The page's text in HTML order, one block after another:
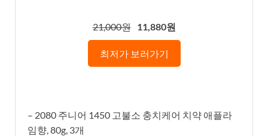
21,000원 11,880원
최저가 보러가기
– 2080 주니어 1450 고불소 충치케어 치약 애플라
임향, 80g, 3개